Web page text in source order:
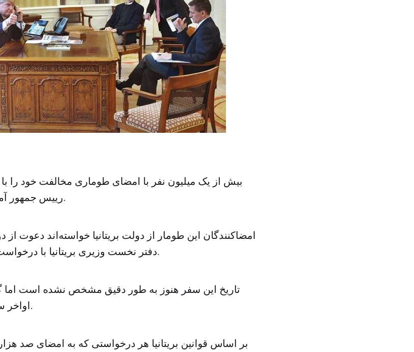
بیش از یک میلیون نفر با امضای طوماری مخالفت خود را
رییس جمهور آمریکا به بریتانیا نشان دادند.
امضاکنندگان این طومار از دولت بریتانیا خواسته‌اند دعوت از
دفتر نخست وزیری بریتانیا با درخواست آنها موافقت نکرده است.
تاریخ این سفر هنوز به طور دقیق مشخص نشده است
اواخر سال ۲۰۱۷ انجام خواهد شد.
بر اساس قوانین بریتانیا هر درخواستی که به امضای صد هزار